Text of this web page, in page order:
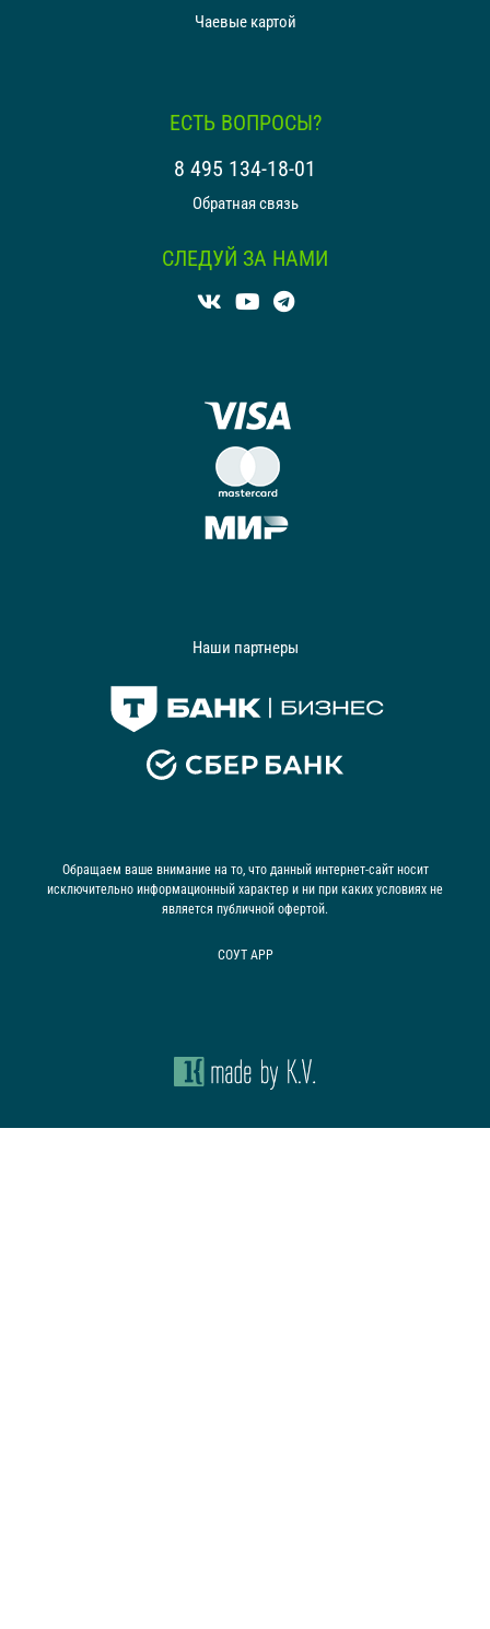
Чаевые картой
ЕСТЬ ВОПРОСЫ?
8 495 134-18-01
Обратная связь
СЛЕДУЙ ЗА НАМИ
Наши партнеры
Обращаем ваше внимание на то, что данный интернет-сайт носит
исключительно информационный характер и ни при каких условиях не
является публичной офертой.
СОУТ АРР